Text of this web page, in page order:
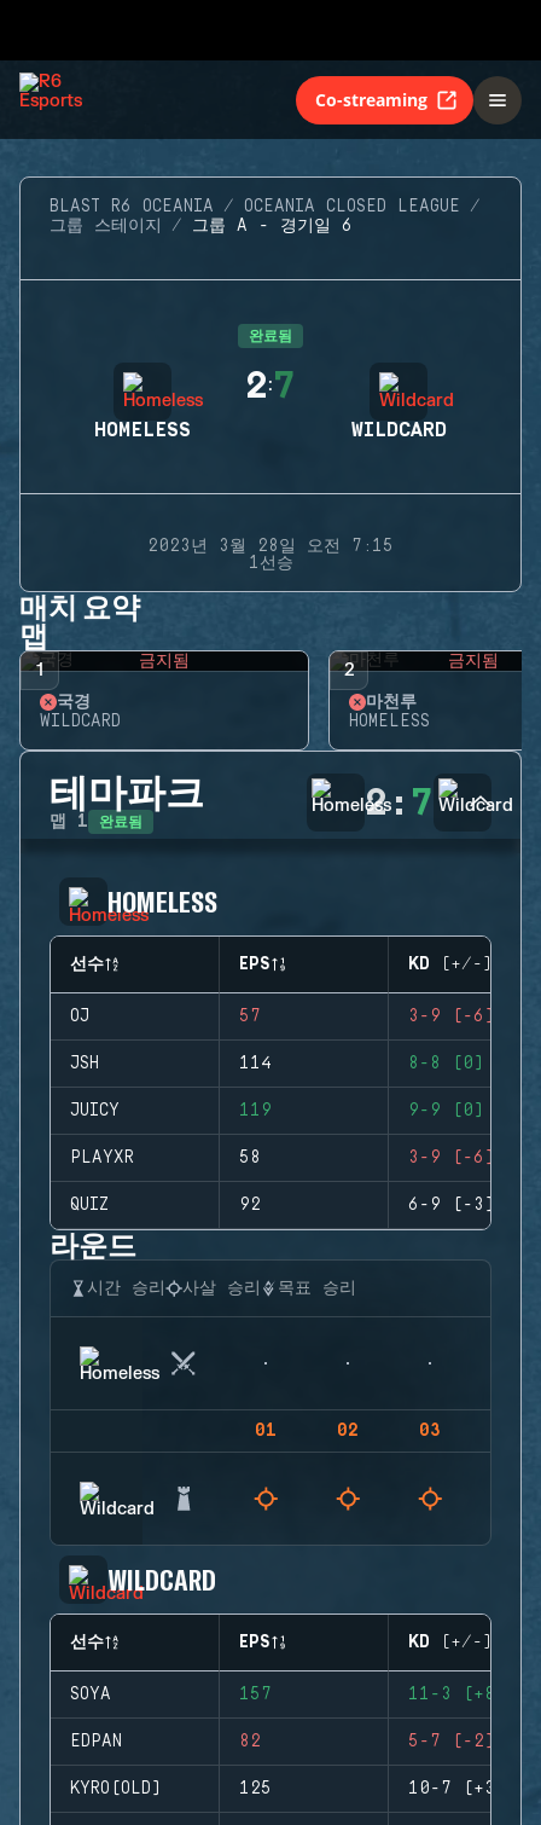
Co-streaming
BLAST R6 OCEANIA
OCEANIA CLOSED LEAGUE
그룹 스테이지
그룹 A - 경기일 6
완료됨
HOMELESS
2:7
WILDCARD
2023년 3월 28일 오전 7:15
1선승
매치 요약
맵
1 금지됨
국경
WILDCARD
2 금지됨
마천루
HOMELESS
테마파크
맵 1 완료됨 2: 7
HOMELESS
선수 EPS KD (+/-)
OJ 57 3-9 (-6)
JSH 114 8-8 (0)
JUICY 119 9-9 (0)
PLAYXR 58 3-9 (-6)
QUIZ 92 6-9 (-3)
라운드
시간 승리 사살 승리 목표 승리
01 02 03
WILDCARD
선수 EPS KD (+/-)
SOYA 157 11-3 (+8)
EDPAN 82 5-7 (-2)
KYRO(OLD) 125 10-7 (+3)